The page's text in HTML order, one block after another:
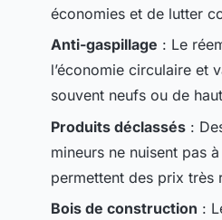
économies et de lutter
Anti-gaspillage : Le
l’économie circulaire et
souvent neufs ou de
Produits déclassés :
mineurs ne nuisent pas
permettent des prix très
Bois de construction :